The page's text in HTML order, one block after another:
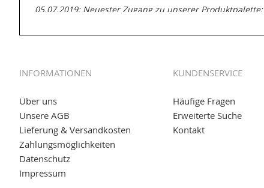
05.07.2019: Neuester Zugang zu unserer Produktpalette:
04.11.2018: Überarbeitung der Corporate Identity (CI)
- Zahlung per paydirekt
16.01.2017:
- Visa & MasterCard (inkl. Maestro)
12.01.2017:
05.09.2016: NEUE Topseller bei
11.08.2016: Gerade entsteht unser "neuer" Partnershop
INFORMATIONEN
Über uns
Unsere AGB
Lieferung & Versandkosten
Zahlungsmöglichkeiten
Datenschutz
Impressum
KUNDENSERVICE
Häufige Fragen
Erweiterte Suche
Kontakt